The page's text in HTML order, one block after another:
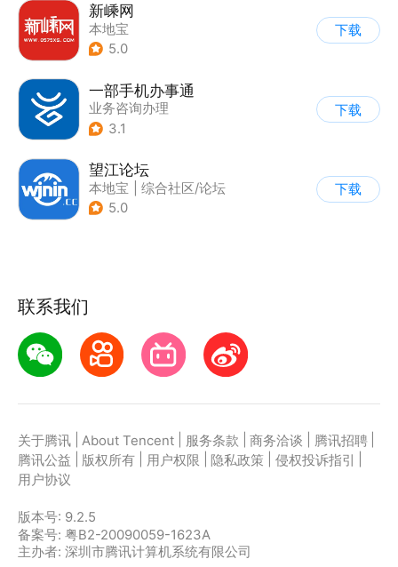
新嵊网
本地宝
5.0
下载
一部手机办事通
业务咨询办理
3.1
下载
望江论坛
本地宝
综合社区/论坛
5.0
下载
联系我们
关于腾讯 About Tencent 服务条款 商务洽谈 腾讯招聘
腾讯公益
版权所有 用户权限 隐私政策 侵权投诉指引
用户协议
版本号: 9.2.5
备案号: 粤B2-20090059-1623A
主办者: 深圳市腾讯计算机系统有限公司